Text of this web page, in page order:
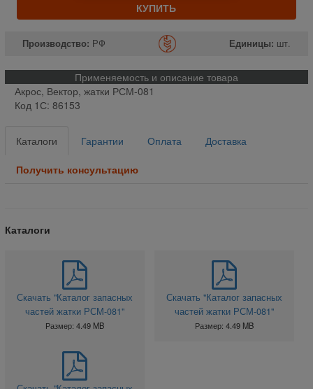
КУПИТЬ
Производство: РФ Единицы: шт.
Применяемость и описание товара
Акрос, Вектор, жатки РСМ-081
Код 1С: 86153
Каталоги Гарантии Оплата Доставка
Получить консультацию
Каталоги
Скачать "Каталог запасных
частей жатки РСМ-081"
Размер: 4.49 MB
Скачать "Каталог запасных
частей жатки РСМ-081"
Размер: 4.49 MB